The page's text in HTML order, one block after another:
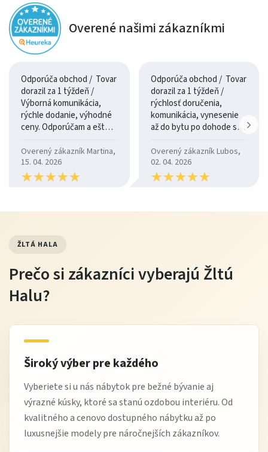
Overené našimi zákazníkmi
Odporúča obchod / Tovar
dorazil za 1 týždeň /
Výborná komunikácia,
rýchle dodanie, výhodné
ceny. Odporúčam a ešte
Overený zákazník Martina,
15. 04. 2026
★★★★★
★★★★★
Odporúča obchod / Tovar
dorazil za 1 týždeň /
rýchlosť doručenia,
komunikácia, vynesenie
až do bytu po dohode so
Overený zákazník Lubos,
02. 04. 2026
★★★★★
★★★★★
ŽLTÁ HALA
Prečo si zákazníci vyberajú Žltú
Halu?
Široký výber pre každého
Vyberiete si u nás nábytok pre bežné bývanie aj
výrazné kúsky, ktoré sa stanú ozdobou interiéru. Od
kvalitného a cenovo dostupného nábytku až po
luxusnejšie modely pre náročnejších zákazníkov.